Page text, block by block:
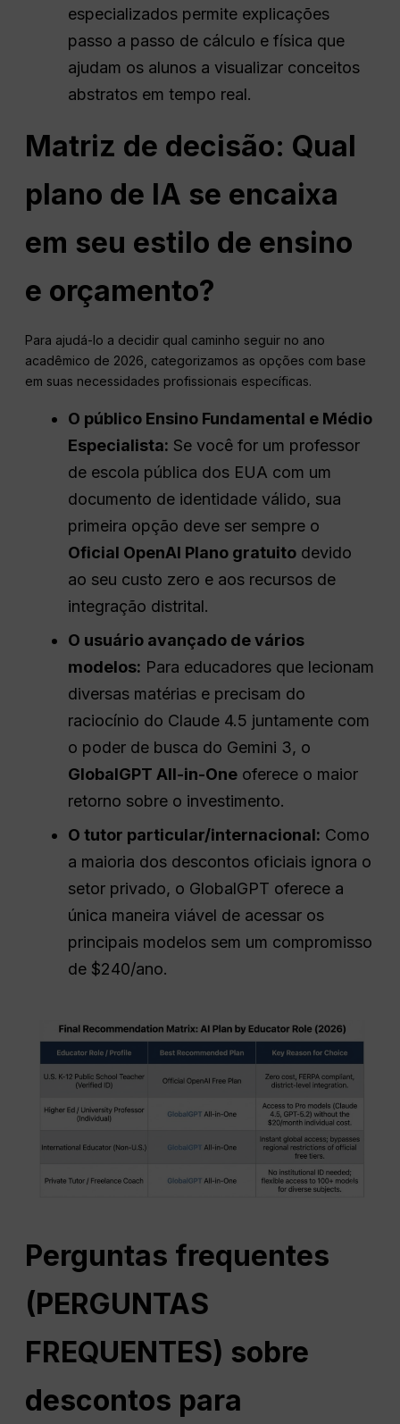
especializados permite explicações
passo a passo de cálculo e física que
ajudam os alunos a visualizar conceitos
abstratos em tempo real.
Matriz de decisão: Qual
plano de IA se encaixa
em seu estilo de ensino
e orçamento?
Para ajudá-lo a decidir qual caminho seguir no ano
acadêmico de 2026, categorizamos as opções com base
em suas necessidades profissionais específicas.
O público Ensino Fundamental e Médio
Especialista: Se você for um professor
de escola pública dos EUA com um
documento de identidade válido, sua
primeira opção deve ser sempre o
Oficial OpenAI Plano gratuito devido
ao seu custo zero e aos recursos de
integração distrital.
O usuário avançado de vários
modelos: Para educadores que lecionam
diversas matérias e precisam do
raciocínio do Claude 4.5 juntamente com
o poder de busca do Gemini 3, o
GlobalGPT All-in-One oferece o maior
retorno sobre o investimento.
O tutor particular/internacional: Como
a maioria dos descontos oficiais ignora o
setor privado, o GlobalGPT oferece a
única maneira viável de acessar os
principais modelos sem um compromisso
de $240/ano.
Perguntas frequentes
(PERGUNTAS
FREQUENTES) sobre
descontos para